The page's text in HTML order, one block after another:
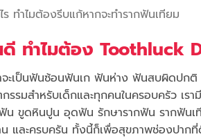
ร ทำไมต้องรีบแก้หากจะทำรากฟันเทียม
ทำไมต้อง Toothluck
ะเป็นฟันซ้อนฟันเก ฟันห่าง ฟันสบผิดปกติ
รรมสำหรับเด็กและทุกคนในครอบครัว เร
ดหินปูน อุดฟัน รักษารากฟัน รากฟันเที
และครบครัน ทั้งนี้ก็เพื่อสุขภาพช่องปา